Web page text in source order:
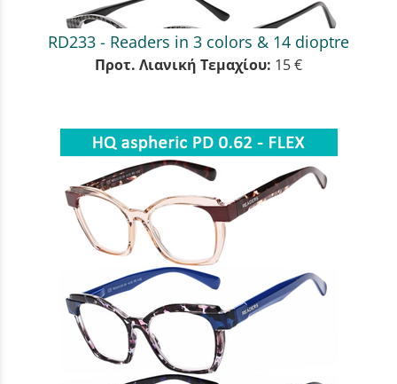
RD233 - Readers in 3 colors & 14 dioptre
Προτ. Λιανική Τεμαχίου: 15 €